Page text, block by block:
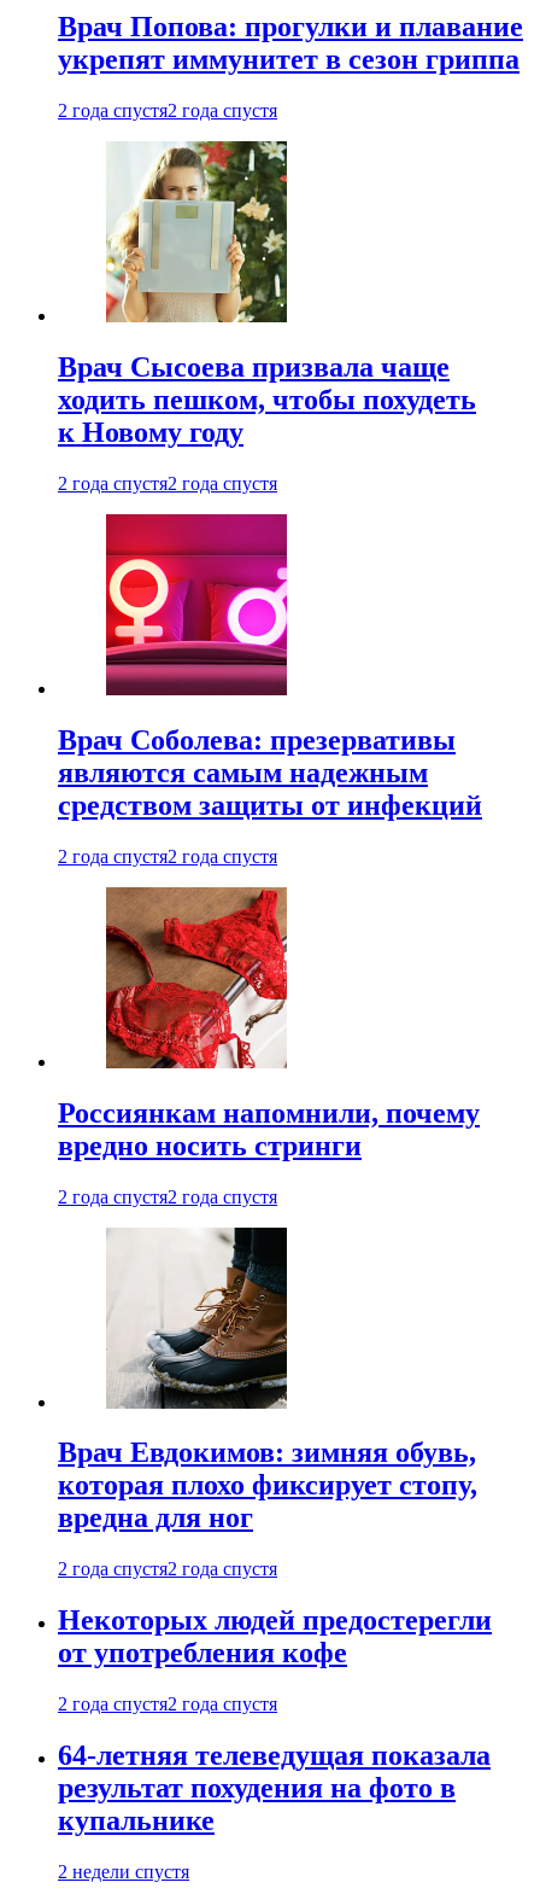
Врач Попова: прогулки и плавание
укрепят иммунитет в сезон гриппа
2 года спустя2 года спустя
Врач Сысоева призвала чаще
ходить пешком, чтобы похудеть
к Новому году
2 года спустя2 года спустя
Врач Соболева: презервативы
являются самым надежным
средством защиты от инфекций
2 года спустя2 года спустя
Россиянкам напомнили, почему
вредно носить стринги
2 года спустя2 года спустя
Врач Евдокимов: зимняя обувь,
которая плохо фиксирует стопу,
вредна для ног
2 года спустя2 года спустя
Некоторых людей предостерегли
от употребления кофе
2 года спустя2 года спустя
64-летняя телеведущая показала
результат похудения на фото в
купальнике
2 недели спустя